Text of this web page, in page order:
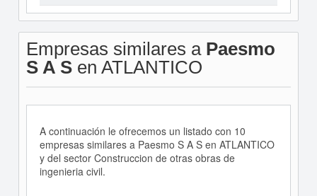
Empresas similares a Paesmo
S A Sen ATLANTICO
A continuación le ofrecemos un listado con 10
empresas similares a Paesmo S A S en ATLANTICO
y del sector Construccion de otras obras de
ingenieria civil.